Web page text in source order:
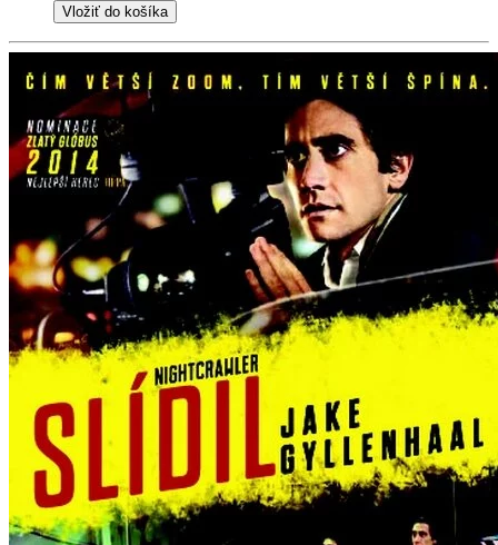
Vložiť do košíka